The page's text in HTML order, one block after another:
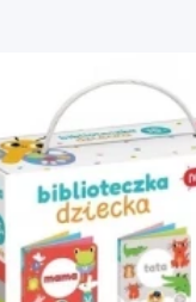
Wyprawka